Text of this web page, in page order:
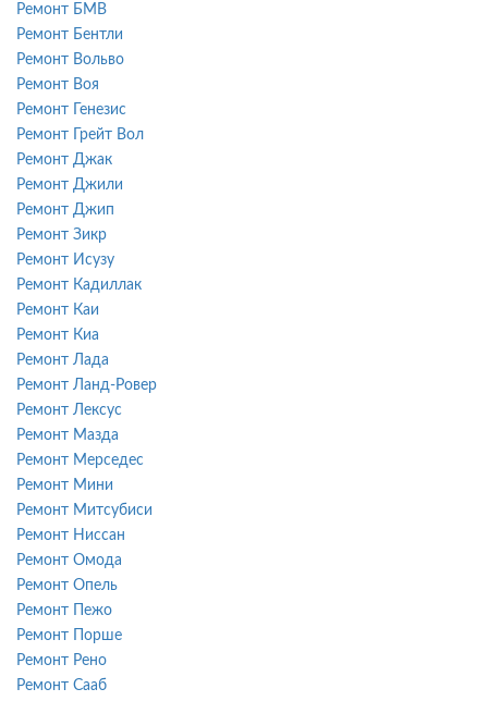
Ремонт БМВ
Ремонт Бентли
Ремонт Вольво
Ремонт Воя
Ремонт Генезис
Ремонт Грейт Вол
Ремонт Джак
Ремонт Джили
Ремонт Джип
Ремонт Зикр
Ремонт Исузу
Ремонт Кадиллак
Ремонт Каи
Ремонт Киа
Ремонт Лада
Ремонт Ланд-Ровер
Ремонт Лексус
Ремонт Мазда
Ремонт Мерседес
Ремонт Мини
Ремонт Митсубиси
Ремонт Ниссан
Ремонт Омода
Ремонт Опель
Ремонт Пежо
Ремонт Порше
Ремонт Рено
Ремонт Сааб